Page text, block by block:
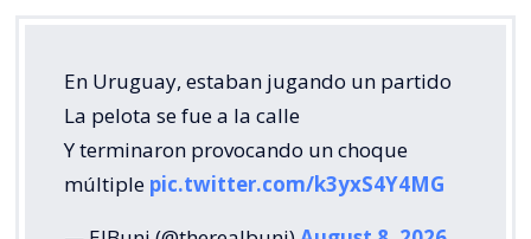
En Uruguay, estaban jugando un partido
La pelota se fue a la calle
Y terminaron provocando un choque
múltiple pic.twitter.com/k3yxS4Y4MG